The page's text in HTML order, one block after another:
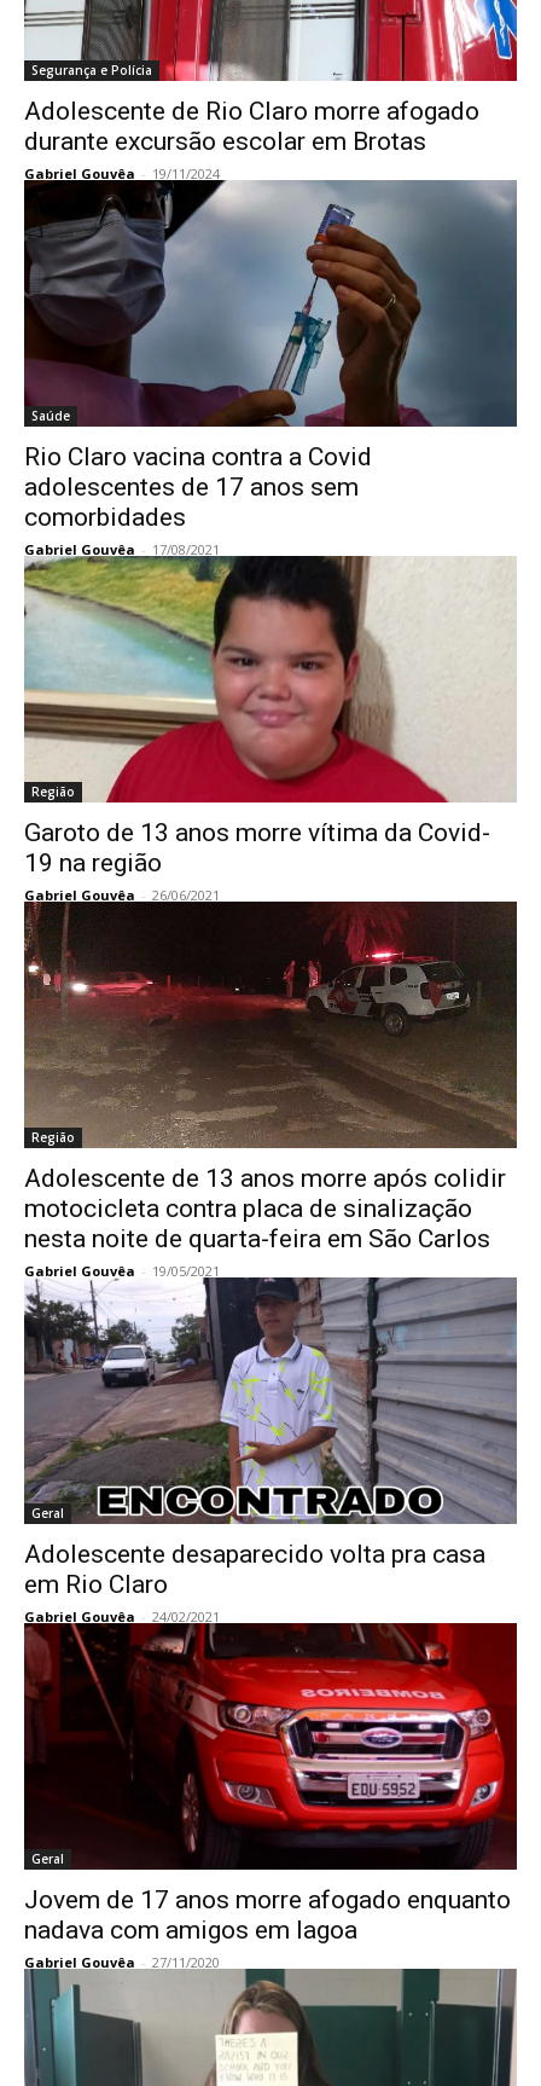
Segurança e Polícia
Adolescente de Rio Claro morre afogado
durante excursão escolar em Brotas
Gabriel Gouvêa - 19/11/2024
Saúde
Rio Claro vacina contra a Covid
adolescentes de 17 anos sem
comorbidades
Gabriel Gouvêa - 17/08/2021
Região
Garoto de 13 anos morre vítima da Covid-
19 na região
Gabriel Gouvêa - 26/06/2021
Região
Adolescente de 13 anos morre após colidir
motocicleta contra placa de sinalização
nesta noite de quarta-feira em São Carlos
Gabriel Gouvêa - 19/05/2021
Geral
Adolescente desaparecido volta pra casa
em Rio Claro
Gabriel Gouvêa - 24/02/2021
Geral
Jovem de 17 anos morre afogado enquanto
nadava com amigos em lagoa
Gabriel Gouvêa - 27/11/2020